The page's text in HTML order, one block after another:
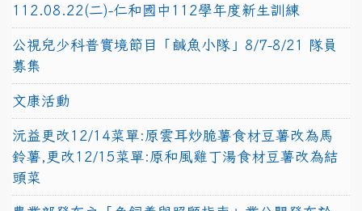
112.08.22(二)-仁和國中112學年度新生訓練
公視兒少科普實境節目「鹹魚小隊」8/7-8/21 隊員
募集
文康活動
沅益更改12/14菜單:原雲耳炒脆薯食材豆薯改為馬
鈴薯,更改12/15菜單:原和風雞丁湯食材豆薯改為結
頭菜